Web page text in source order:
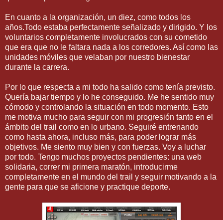
En cuanto a la organización, un diez, como todos los
años.Todo estaba perfectamente señalizado y dirigido. Y los
voluntarios completamente involucrados con su cometido
que era que no le faltara nada a los corredores. Así como las
unidades móviles que velaban por nuestro bienestar
durante la carrera.
Por lo que respecta a mi todo ha salido como tenía previsto.
Quería bajar tiempo y lo he conseguido. Me he sentido muy
cómodo y controlando la situación en todo momento. Esto
me motiva mucho para seguir con mi progresión tanto en el
ámbito del trail como en lo urbano. Seguiré entrenando
como hasta ahora, incluso más, para poder lograr más
objetivos. Me siento muy bien y con fuerzas. Voy a luchar
por todo. Tengo muchos proyectos pendientes: una web
solidaria, correr mi primera maratón, introducirme
completamente en el mundo del trail y seguir motivando a la
gente para que se aficione y practique deporte.